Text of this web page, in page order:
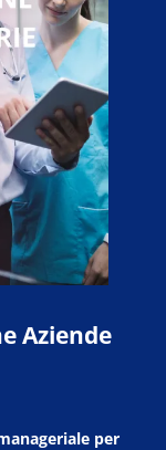
Aziende
per